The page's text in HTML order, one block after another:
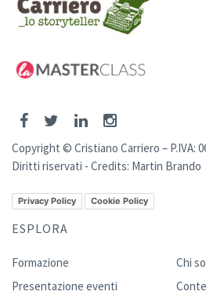
Copyright © Cristiano Carriero – P.IVA:
Diritti riservati - Credits: Martin Brando
Privacy Policy Cookie Policy
ESPLORA
Formazione
Presentazione eventi
Chi